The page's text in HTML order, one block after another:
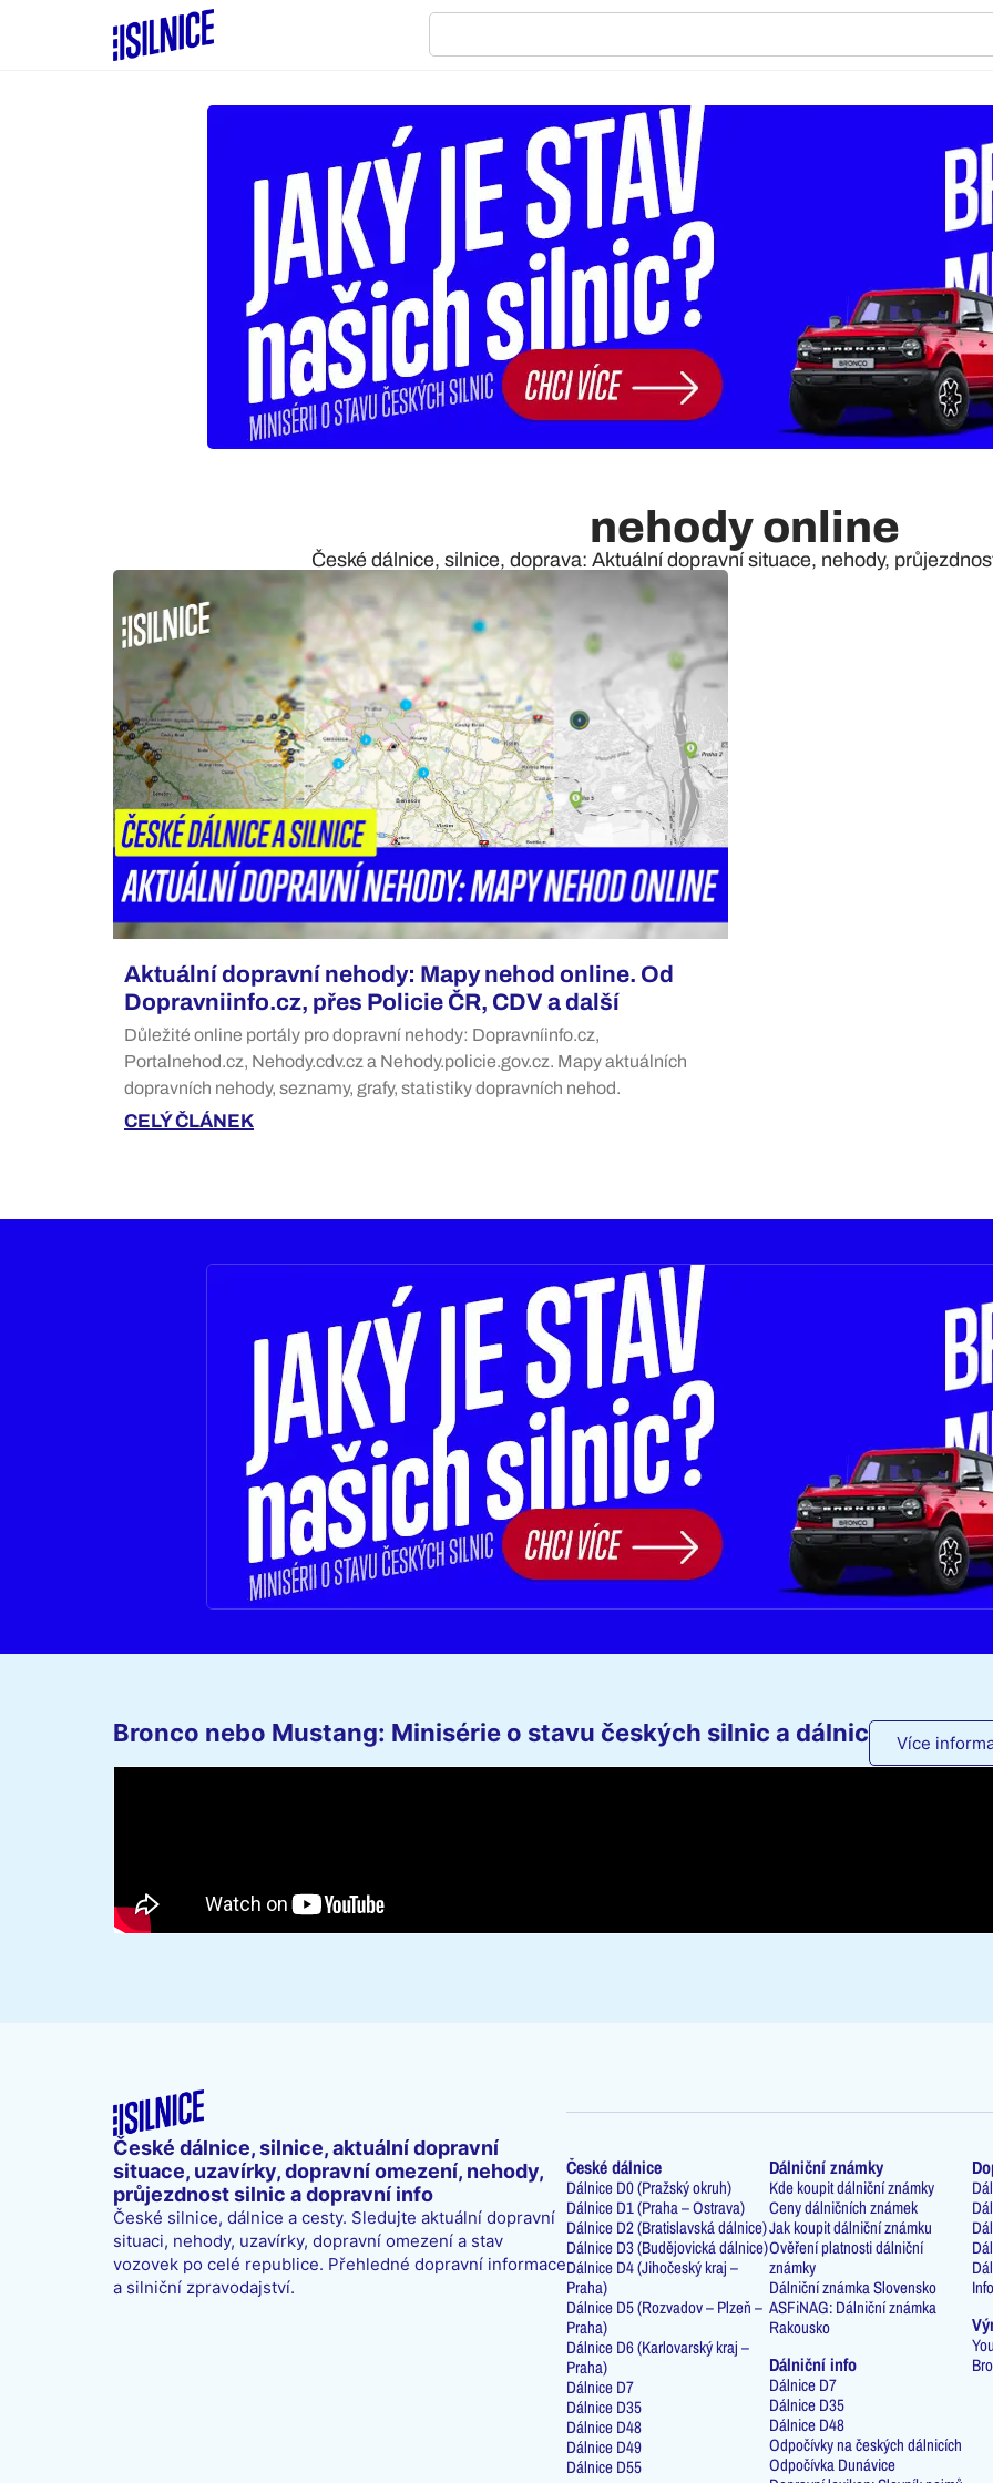
nehody online
České dálnice, silnice, doprava: Aktuální dopravní situace, nehody,
Aktuální dopravní nehody: Mapy nehod online. Od
Dopravniinfo.cz, přes Policie ČR, CDV a další
Důležité online portály pro dopravní nehody: Dopravníinfo.cz,
Portalnehod.cz, Nehody.cdv.cz a Nehody.policie.gov.cz. Mapy aktuálních
dopravních nehody, seznamy, grafy, statistiky dopravních nehod.
CELÝ ČLÁNEK
Bronco nebo Mustang: Minisérie o stavu českých silnic a dálnic Více
České dálnice, silnice, aktuální dopravní
situace, uzavírky, dopravní omezení, nehody,
průjezdnost silnic a dopravní info
České silnice, dálnice a cesty. Sledujte aktuální dopravní
situaci, nehody, uzavírky, dopravní omezení a stav
vozovek po celé republice. Přehledné dopravní informace
a silniční zpravodajství.
České dálnice
Dálnice D0 (Pražský okruh)
Dálnice D1 (Praha – Ostrava)
Dálnice D2 (Bratislavská dálnice)
Dálnice D3 (Budějovická dálnice)
Dálnice D4 (Jihočeský kraj –
Praha)
Dálnice D5 (Rozvadov – Plzeň –
Praha)
Dálnice D6 (Karlovarský kraj –
Praha)
Dálnice D7
Dálnice D35
Dálnice D48
Dálnice D49
Dálnice D55
Dálniční známky
Kde koupit dálniční známky
Ceny dálničních známek
Jak koupit dálniční známku
Ověření platnosti dálniční
známky
Dálniční známka Slovensko
ASFiNAG: Dálniční známka
Rakousko
Dálniční info
Dálnice D7
Dálnice D35
Dálnice D48
Odpočívky na českých dálnicích
Odpočívka Dunávice